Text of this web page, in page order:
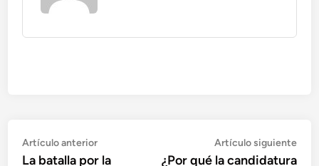
Navegación
Artículo anteriorArtículo
anterior:
La batalla por la
Artículo siguiente
¿Por qué la candidatura